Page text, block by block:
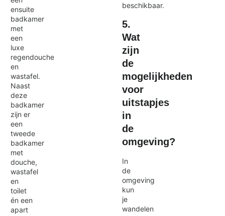
ensuite
badkamer
met
een
luxe
regendouche
en
wastafel.
Naast
deze
badkamer
zijn er
een
tweede
badkamer
met
douche,
wastafel
en
toilet
én een
apart
beschikbaar.
5.
Wat
zijn
de
mogelijkheden
voor
uitstapjes
in
de
omgeving?
In
de
omgeving
kun
je
wandelen